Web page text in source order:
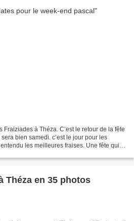
à Théza. C’est le retour de la fête
bien samedi. c’est le jour pour les
les meilleures fraises. Une fête qui
Théza en 35 photos